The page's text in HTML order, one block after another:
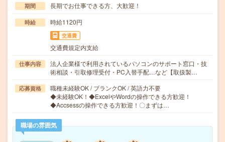
期間 長期でお仕事できる方、大歓迎！
時給 時給1120円
交通費
交通費規定内支給
仕事内容
法人企業様で利用されているパソコンのサポート窓口・技
術相談・引取修理受付・PC入替手配…など【取扱製…
応募資格
職種未経験OK / ブランクOK / 英語力不要
◆未経験OK！◆ExcelやWordの操作できる方歓迎！
◆Accsessの操作できる方歓迎！〇まずは…
職場の雰囲気